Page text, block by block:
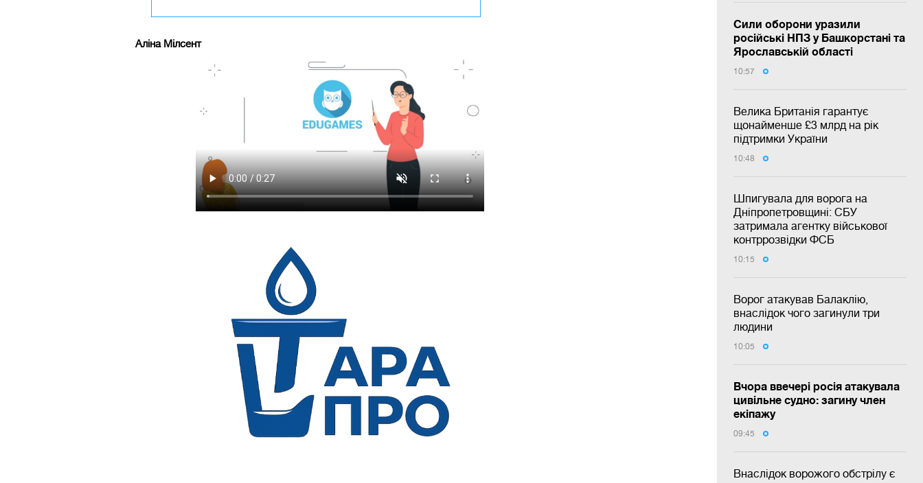
Сили оборони уразили
російські НПЗ у Башкорстані та
Ярославській області
10:57
Велика Британія гарантує
щонайменше £3 млрд на рік
підтримки України
10:48
Шпигувала для ворога на
Дніпропетровщині: СБУ
затримала агентку військової
контррозвідки ФСБ
10:15
Ворог атакував Балаклію,
внаслідок чого загинули три
людини
10:05
Вчора ввечері росія атакувала
цивільне судно: загину член
екіпажу
09:45
Внаслідок ворожого обстрілу є
Аліна Мілсент